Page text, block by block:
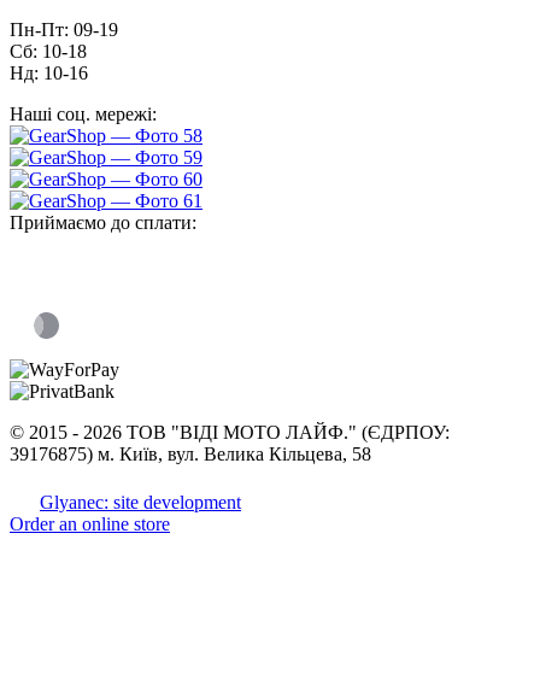
Пн-Пт: 09-19
Сб: 10-18
Нд: 10-16
Наші соц. мережі:
Приймаємо до сплати:
© 2015 - 2026 ТОВ "ВІДІ МОТО ЛАЙФ." (ЄДРПОУ:
39176875) м. Київ, вул. Велика Кільцева, 58
Glyanec: site development
Order an online store